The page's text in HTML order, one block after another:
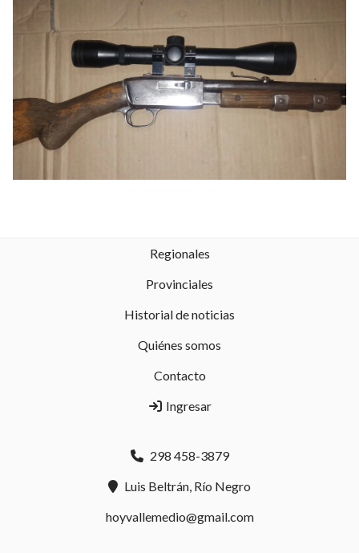
Regionales
Provinciales
Historial de noticias
Quiénes somos
Contacto
Ingresar
298 458-3879
Luis Beltrán, Río Negro
hoyvallemedio@gmail.com